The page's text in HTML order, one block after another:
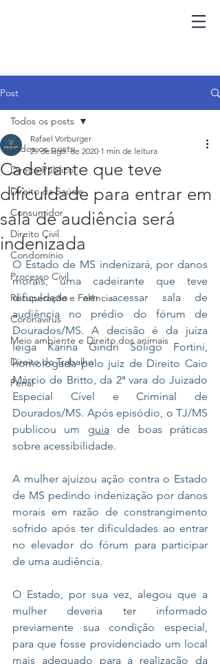
Post
Todos os posts
Direito Público
Direito da Saúde
Consumidor
Direito Civil
Condomínio
Processo Civil
Recuperação e Falência
Coronavírus
Meio ambiente e Direito dos animais
Direito do Trabalho
Penal
Todos os posts
Cadeirante que teve
dificuldade para entrar em
sala de audiência será
indenizada
Rafael Vorburger
29 de ago. de 2020 1 min de leitura
O Estado de MS indenizará, por danos
morais, uma cadeirante que teve
dificuldade em acessar sala de
audiência no prédio do fórum de
Dourados/MS. A decisão é da juíza
leiga Karina Gindri Soligo Fortini,
homologada pelo juiz de Direito Caio
Márcio de Britto, da 2ª vara do Juizado
Especial Cível e Criminal de
Dourados/MS. Após episódio, o TJ/MS
publicou um guia de boas práticas
sobre acessibilidade.
A mulher ajuizou ação contra o Estado
de MS pedindo indenização por danos
morais em razão de constrangimento
sofrido após ter dificuldades ao entrar
no elevador do fórum para participar
de uma audiência.
O Estado, por sua vez, alegou que a
mulher deveria ter informado
previamente sua condição especial,
para que fosse providenciado um local
mais adequado para a realização da